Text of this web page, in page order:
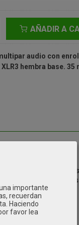
AÑADIR A
audio con
hembra base. 35
con 4
como los
importante
recuerdan
Haciendo
favor lea